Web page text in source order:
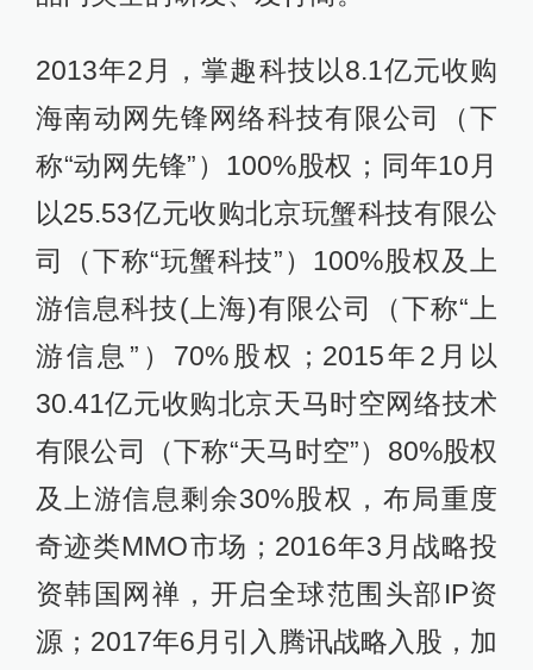
2013年2月，掌趣科技以8.1亿元收购
海南动网先锋网络科技有限公司（下
称“动网先锋”）100%股权；同年10月
以25.53亿元收购北京玩蟹科技有限公
司（下称“玩蟹科技”）100%股权及上
游信息科技(上海)有限公司（下称“上
游信息”）70%股权；2015年2月以
30.41亿元收购北京天马时空网络技术
有限公司（下称“天马时空”）80%股权
及上游信息剩余30%股权，布局重度
奇迹类MMO市场；2016年3月战略投
资韩国网禅，开启全球范围头部IP资
源；2017年6月引入腾讯战略入股，加